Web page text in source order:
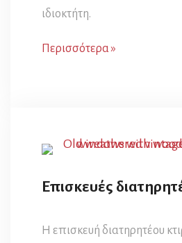
ιδιοκτήτη.
Περισσότερα »
Επισκευές
Η επισκευή διατηρητέου